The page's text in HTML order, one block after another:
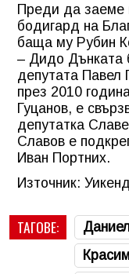
Преди да заеме
бодигард на
баща му Рубин
– Дидо Дънката
депутата Павел
през 2010
Гуцанов, е
депутатка
Славов е
Иван Портних.
Източник: Уикенд
ТАГОВЕ: